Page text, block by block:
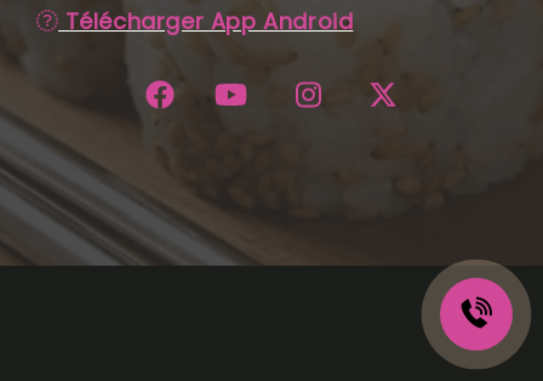
Télécharger App Android